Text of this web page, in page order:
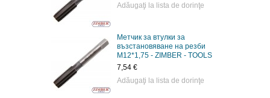
Adăugaţi la lista de dorinţe
Метчик за втулки за
възстановяване на резби
M12*1,75 - ZIMBER - TOOLS
7,54 €
Adăugaţi la lista de dorinţe